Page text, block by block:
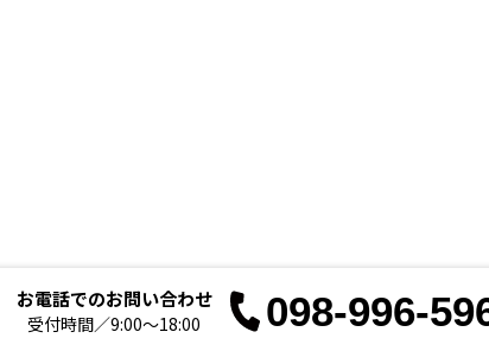
お電話でのお問い合わせ
受付時間／9:00～18:00 098-996-